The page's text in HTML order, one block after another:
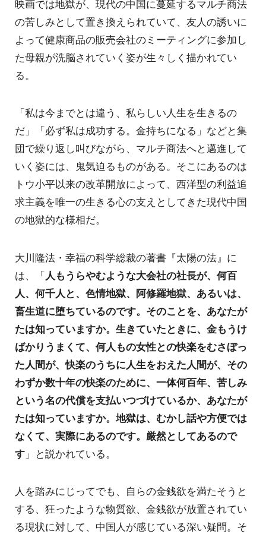
映画では地獄が、現代の中国に蔓延するマルチ商法
の苦しみとして置き換えられていて、友人の誘いに
よって健康商品の販売会社のミーティングに参加し
た母親が洗脳されていく姿が生々しく描かれてい
る。
「私は今までとは違う、私らしい人生を生きるの
だ」「必ず私は成功する。金持ちになる」などと集
団で繰り返し叫びながら、マルチ商法へと邁進して
いく姿には、鬼気迫るものがある。そこにあるのは
トウ小平以来の改革開放によって、西洋型の利益追
求主義を唯一の生きる心の支えとしてきた現代中国
の地獄的な様相だ。
大川隆法・幸福の科学総裁の著書『太陽の法』に
は、「人もうらやむような大会社の社長が、何百
人、何千人と、色情地獄、阿修羅地獄、あるいは、
畜生道に堕ちているのです。そのことを、あなたが
たは知っていますか。生きていたときに、金もうけ
ばかりうまくて、何人もの女性との快楽をむさぼっ
た人間が、快楽のうちに人生をおえた人間が、その
わずか数十年の快楽のために、一体何百年、苦しみ
という名の代償を支払いつづけているか、あなたが
たは知っていますか。地獄は、むかし話や方便では
なくて、実際にあるのです。厳然としてあるので
す 」と説かれている。
人を踏みにじってでも、自らの金銭欲を満たそうと
する、狂ったような物質欲、金銭欲が放置されてい
る現状に対して、中国人が感じている深い疑問。そ